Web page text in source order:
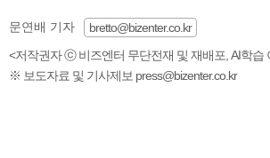
문연배 기자
bretto@bizenter.co.kr
<저작권자 ⓒ 비즈엔터 무단전재 및 재배포, AI학습
※ 보도자료 및 기사제보 press@bizenter.co.kr